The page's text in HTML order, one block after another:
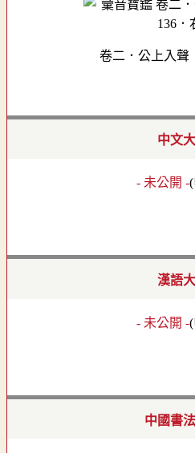
卷二．公上入聲
中文
- 未公開 -(
漢語
- 未公開 -(
中國書